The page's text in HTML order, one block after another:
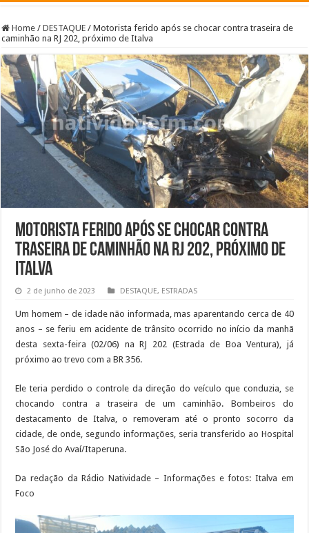
Home / DESTAQUE / Motorista ferido após se chocar contra traseira de
caminhão na RJ 202, próximo de Italva
Motorista ferido após se chocar contra
traseira de caminhão na RJ 202, próximo de
Italva
2 de junho de 2023 DESTAQUE, ESTRADAS
Um homem – de idade não informada, mas aparentando cerca de 40
anos – se feriu em acidente de trânsito ocorrido no início da manhã
desta sexta-feira (02/06) na RJ 202 (Estrada de Boa Ventura), já
próximo ao trevo com a BR 356.
Ele teria perdido o controle da direção do veículo que conduzia, se
chocando contra a traseira de um caminhão. Bombeiros do
destacamento de Italva, o removeram até o pronto socorro da
cidade, de onde, segundo informações, seria transferido ao Hospital
São José do Avaí/Itaperuna.
Da redação da Rádio Natividade – Informações e fotos: Italva em
Foco